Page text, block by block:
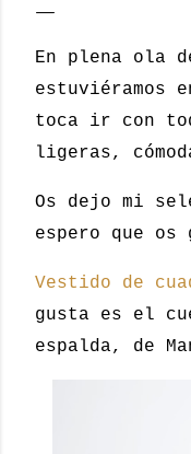
En plena ola
estuviéramos
toca ir con
ligeras,
Os dejo mi
espero que os
Vestido de
gusta es el
espalda, de